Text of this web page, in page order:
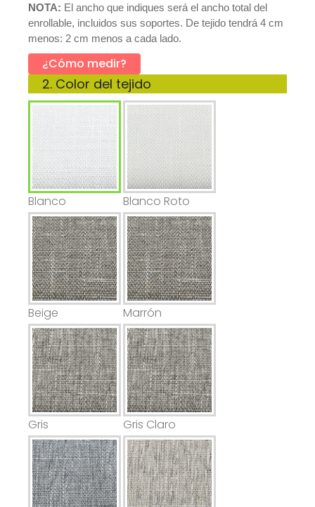
NOTA: El ancho que indiques será el ancho total del
enrollable, incluidos sus soportes. De tejido tendrá 4 cm
menos: 2 cm menos a cada lado.
¿Cómo medir?
2. Color del tejido
Blanco Blanco Roto
Beige Marrón
Gris Gris Claro